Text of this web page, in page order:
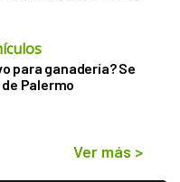
para ganadería? Se
Palermo
Ver más >